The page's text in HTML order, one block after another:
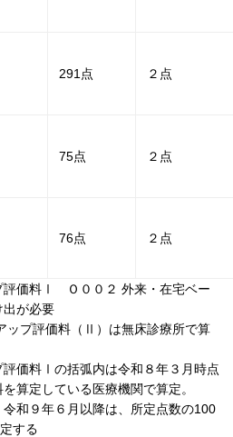
291 点 ２点
75点 ２点
76点 ２点
評価料Ⅰ Ｏ００２ 外来・在宅ベー
が必要
ップ評価料（Ⅱ）は無床診療所で算
価料Ⅰの括弧内は令和８年３月時点
算定している医療機関で算定。
和９年６月以降は、所定点数の100
する